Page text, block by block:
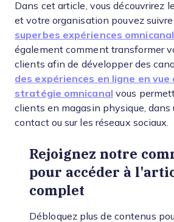
Dans cet article, vous découvrirez
et votre organisation pouvez suivre
superbes expériences omnicanal
également comment transformer
clients afin de développer des
des expériences en ligne en vue
stratégie omnicanal vous
clients en magasin physique, dans
contact ou sur les réseaux sociaux.
Rejoignez notre
pour accéder à
complet
Débloquez plus de contenus